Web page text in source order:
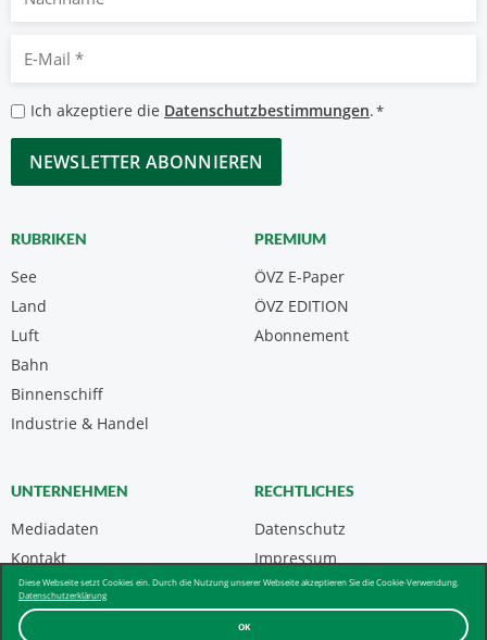
OK
Diese Webseite setzt Cookies ein. Durch die Nutzung unserer Webseite akzeptieren Sie die Cookie-Verwendung.
Datenschutzerklärung
Mail
*
Datenschutzbestimmungen
*
Ich akzeptiere die Datenschutzbestimmungen.*
CAPTCHA
RUBRIKEN
See
Land
Luft
Bahn
Binnenschiff
Industrie & Handel
PREMIUM
ÖVZ E-Paper
Abonnement
ÖVZ EDITION
UNTERNEHMEN
Mediadaten
Kontakt
Über uns & AGB
RECHTLICHES
Datenschutz
Impressum